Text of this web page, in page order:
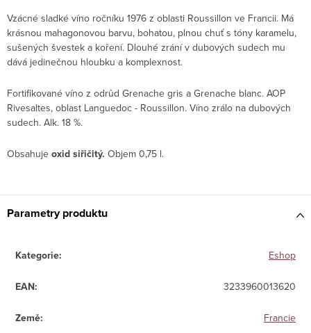
Vzácné sladké víno ročníku 1976 z oblasti Roussillon ve Francii. Má
krásnou mahagonovou barvu, bohatou, plnou chuť s tóny karamelu,
sušených švestek a koření. Dlouhé zrání v dubových sudech mu
dává jedinečnou hloubku a komplexnost.
Fortifikované víno z odrůd Grenache gris a Grenache blanc. AOP
Rivesaltes, oblast Languedoc - Roussillon. Víno zrálo na dubových
sudech. Alk. 18 %.
Obsahuje oxid siřičitý. Objem 0,75 l.
Parametry produktu
Kategorie: Eshop
EAN: 3233960013620
Země: Francie